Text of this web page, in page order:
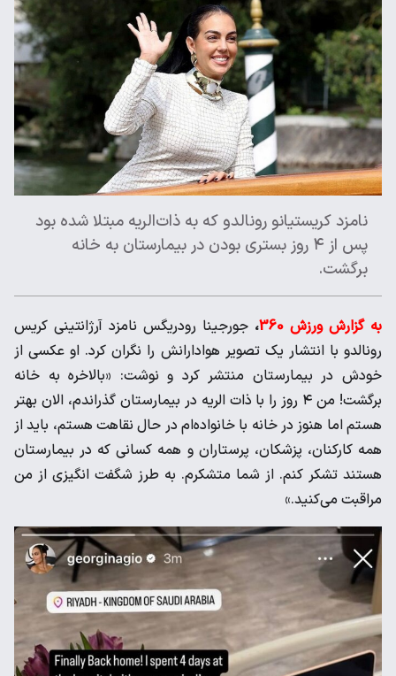
نامزد کریستیانو رونالدو که به ذات‌الریه مبتلا شده بود
پس از ۴ روز بستری بودن در بیمارستان به خانه
برگشت.
به گزارش ورزش 360 ، جورجینا رودریگس نامزد آرژانتینی کریس
رونالدو با انتشار یک تصویر هوادارانش را نگران کرد. او عکسی از
خودش در بیمارستان منتشر کرد و نوشت: «بالاخره به خانه
برگشت! من ۴ روز را با ذات الریه در بیمارستان گذراندم، الان بهتر
هستم اما هنوز در خانه با خانواده‌ام در حال نقاهت هستم، باید از
همه کارکنان، پزشکان، پرستاران و همه کسانی که در بیمارستان
هستند تشکر کنم. از شما متشکرم. به طرز شگفت انگیزی از من
مراقبت می‌کنید.»